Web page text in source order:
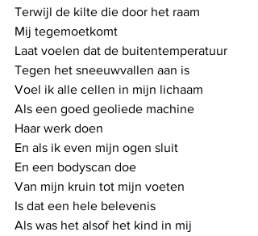
Terwijl de kilte die door het raam
Mij tegemoetkomt
Laat voelen dat de buitentemperatuur
Tegen het sneeuwvallen aan is
Voel ik alle cellen in mijn lichaam
Als een goed geoliede machine
Haar werk doen
En als ik even mijn ogen sluit
En een bodyscan doe
Van mijn kruin tot mijn voeten
Is dat een hele belevenis
Als was het alsof het kind in mij